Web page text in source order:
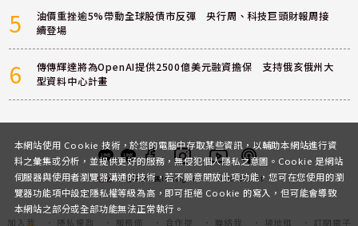
5
油價重挫逾5%帶動全球股債市反彈 央行周、科技巨頭財報周接
續登場
6
傳傳輝達將為OpenAI提供2500億美元融資擔保 支持俄亥俄州大
型資料中心計畫
客服 討論區粉絲團InstagramYoutubePodcast
加入我 隱私權政 服務條 合作提 聯絡我 場地租 訂閱電子
本網站使用 Cookie 技術，於您的電腦中存取某些資訊，以輔助本網站進行資
料之彙集或分析，並提供更好的服務，無侵犯個人隱私之意圖。Cookie 是網站
伺服器與使用者瀏覽器溝通的技術，若不願意開放此項功能，您可在您使用的瀏
覽器功能項中設定隱私權等級為高，即可拒絕 Cookie 的寫入，但可能會導致
本網站之部分或全部功能無法正常執行。